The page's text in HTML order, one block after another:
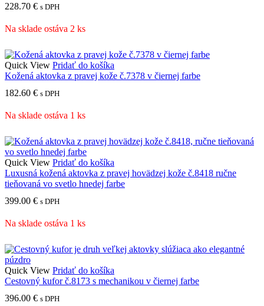
228.70 € s DPH
Na sklade ostáva 2 ks
Quick View Pridať do košíka
Kožená aktovka z pravej kože č.7378 v čiernej farbe
182.60 € s DPH
Na sklade ostáva 1 ks
Quick View Pridať do košíka
Luxusná kožená aktovka z pravej hovädzej kože č.8418 ručne
tieňovaná vo svetlo hnedej farbe
399.00 € s DPH
Na sklade ostáva 1 ks
Quick View Pridať do košíka
Cestovný kufor č.8173 s mechanikou v čiernej farbe
396.00 € s DPH